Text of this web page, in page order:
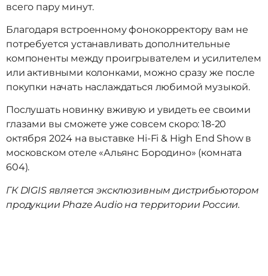
всего пару минут.
Благодаря встроенному фонокорректору вам не
потребуется устанавливать дополнительные
компоненты между проигрывателем и усилителем
или активными колонками, можно сразу же после
покупки начать наслаждаться любимой музыкой.
Послушать новинку вживую и увидеть ее своими
глазами вы сможете уже совсем скоро: 18-20
октября 2024 на выставке Hi-Fi & High End Show в
московском отеле «Альянс Бородино» (комната
604).
ГК DIGIS является эксклюзивным дистрибьютором
продукции Phaze Audio на территории России.